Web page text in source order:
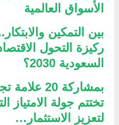
الأسواق العالمية
بين التمكين
ركيزة التحول
السعودية 2030؟
بمشاركة 20
تختتم جولة الامتياز
لتعزيز الاستثمار…